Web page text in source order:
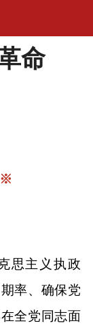
命
※
思主义执政
率、确保党
全党同志面